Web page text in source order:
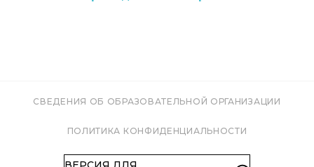
СВЕДЕНИЯ ОБ ОБРАЗОВАТЕЛЬНОЙ ОРГАНИЗАЦИИ
ПОЛИТИКА КОНФИДЕНЦИАЛЬНОСТИ